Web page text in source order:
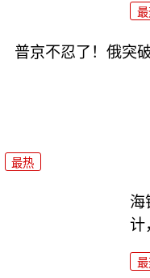
普京不忍了！俄突
最热
海
计